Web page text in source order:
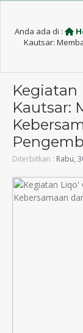
Anda ada di :
Kautsar:
Kegiatan
Kautsar:
Diterbitkan : Rabu,